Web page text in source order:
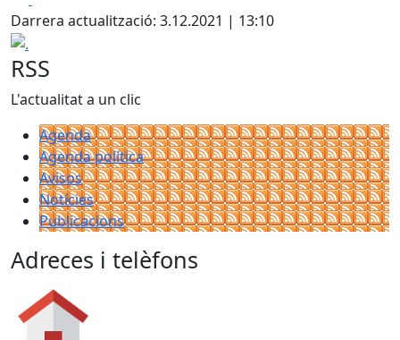
+
Darrera actualització: 3.12.2021 | 13:10
.
RSS
L'actualitat a un clic
Agenda
Agenda política
Avisos
Notícies
Publicacions
Adreces i telèfons